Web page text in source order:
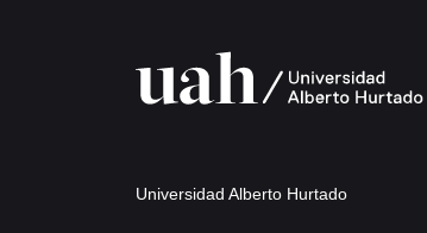
Universidad Alberto Hurtado